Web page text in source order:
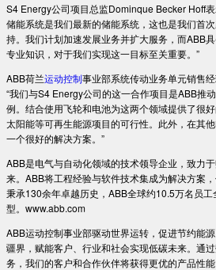
S4 Energy公司项目总监Dominque Becker Hoff
储能系统是我们最新的储能系统，这也是我们首
持。我们计划加速发展业务并扩大服务，而ABB
专业知识，对于我们实现这一目标至关重要。”
ABB荷兰运动控制事业部系统传动业务单元销售
“我们与S4 Energy公司的这一合作项目是ABB推
例。结合使用飞轮和电池为这两个领域提供了很
太阳能等可再生能源项目的可行性。此外，在其
一个很好的解决方案。”
ABB是电气与自动化领域的技术领导企业，致力
来。ABB将工程经验与软件技术集成为解决方案
秉承130余年卓越历史，ABB全球约10.5万名员
型。www.abb.com
ABB运动控制事业部驱动世界运转，促进节约能
疆界，赋能客户、行业和社会实现低碳未来。通
务，我们的客户和合作伙伴将获得更优的产品性